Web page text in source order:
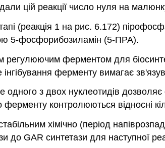
цій реакції число нуля на
(реакція 1 на рис. 6.172)
5-фосфорибозиламін (5-ПРА).
ферментом для
ферменту вимагає
одного з двох нуклеотидів
контролюються відносні
хімічно (період
до GAR синтетази для наступної